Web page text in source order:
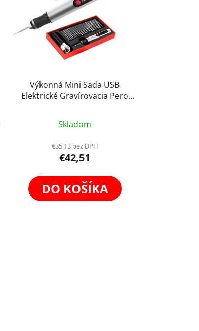
Výkonná Mini Sada USB
Elektrické Gravírovacia Pero
hodnotenie
produktu
je
z
Skladom
€35,13 bez DPH
€42,51
DO KOŠÍKA